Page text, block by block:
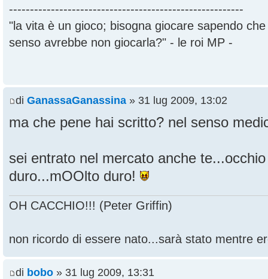
--------------------------------------------------------
"la vita è un gioco; bisogna giocare sapendo
senso avrebbe non giocarla?" - le roi MP -
di GanassaGanassina » 31 lug 2009, 13:02
ma che pene hai scritto? nel senso
sei entrato nel mercato anche
duro...mOOlto duro!
OH CACCHIO!!! (Peter Griffin)
non ricordo di essere nato...sarà stato mentre
di bobo » 31 lug 2009, 13:31